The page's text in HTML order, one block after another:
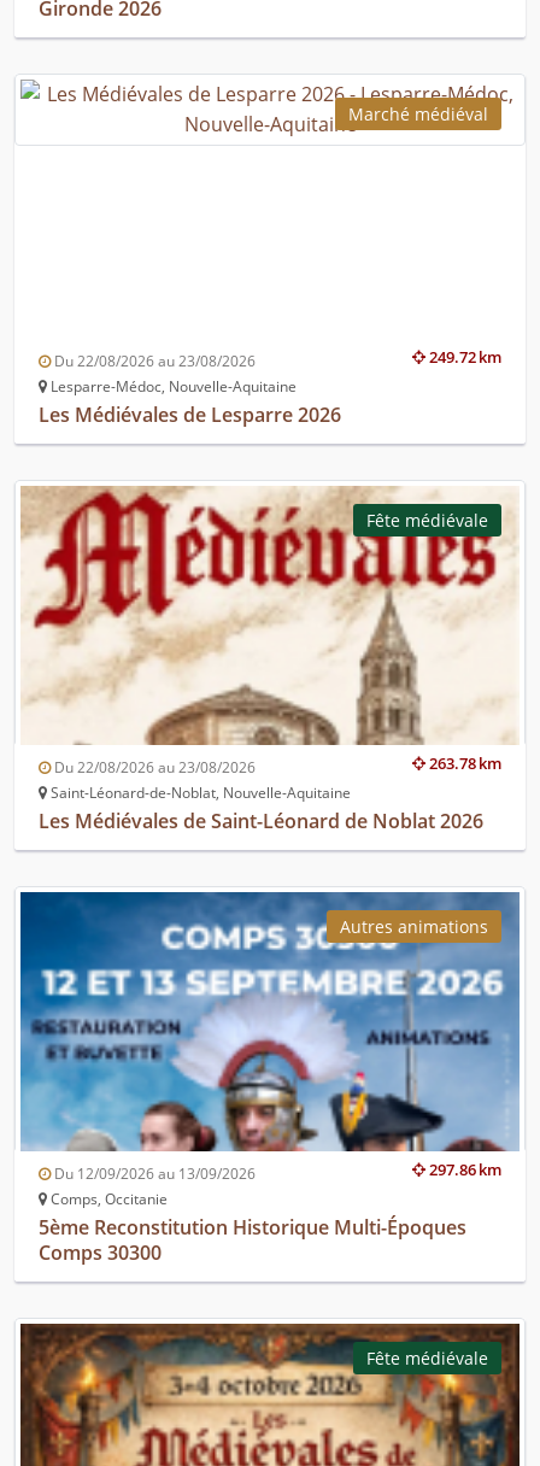
Gironde 2026
Marché médiéval
249.72 km
Du 22/08/2026 au 23/08/2026
Lesparre-Médoc, Nouvelle-Aquitaine
Les Médiévales de Lesparre 2026
Fête médiévale
263.78 km
Du 22/08/2026 au 23/08/2026
Saint-Léonard-de-Noblat, Nouvelle-Aquitaine
Les Médiévales de Saint-Léonard de Noblat 2026
Autres animations
297.86 km
Du 12/09/2026 au 13/09/2026
Comps, Occitanie
5ème Reconstitution Historique Multi-Époques
Comps 30300
Fête médiévale